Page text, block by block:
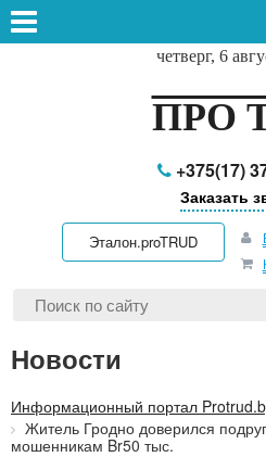
четверг, 6
ПРО
+375(17)
Заказать
Эталон.proTRUD
Новости
Информационный портал
Житель Гродно доверился
мошенникам Br50 тыс.